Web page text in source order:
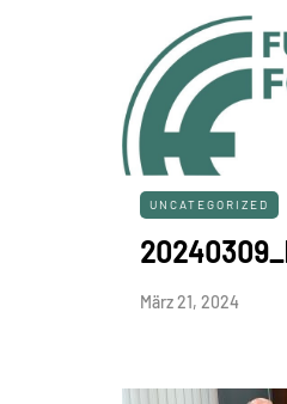
UNCATEGORIZED
März 21, 2024